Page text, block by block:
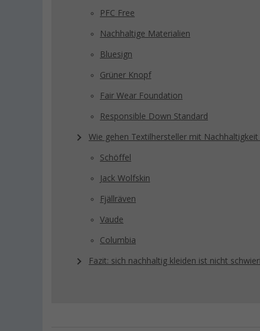
PFC Free
Nachhaltige Materialien
Bluesign
Grüner Knopf
Fair Wear Foundation
Responsible Down Standard
Wie gehen Textilhersteller mit Nachhaltigkeit
Schöffel
Jack Wolfskin
Fjällräven
Vaude
Columbia
Fazit: sich nachhaltig kleiden ist nicht